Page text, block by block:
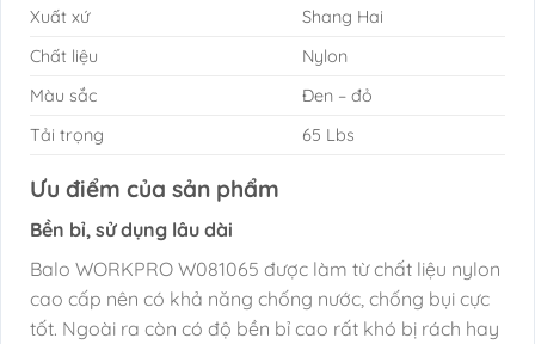
Xuất xứ
Shang Hai
Chất liệu
Nylon
Màu sắc
Đen – đỏ
Tải trọng
65 Lbs
Ưu điểm của sản phẩm
Bền bỉ, sử dụng lâu dài
Balo WORKPRO W081065 được làm từ chất liệu nylon
cao cấp nên có khả năng chống nước, chống bụi cực
tốt. Ngoài ra còn có độ bền bỉ cao rất khó bị rách hay